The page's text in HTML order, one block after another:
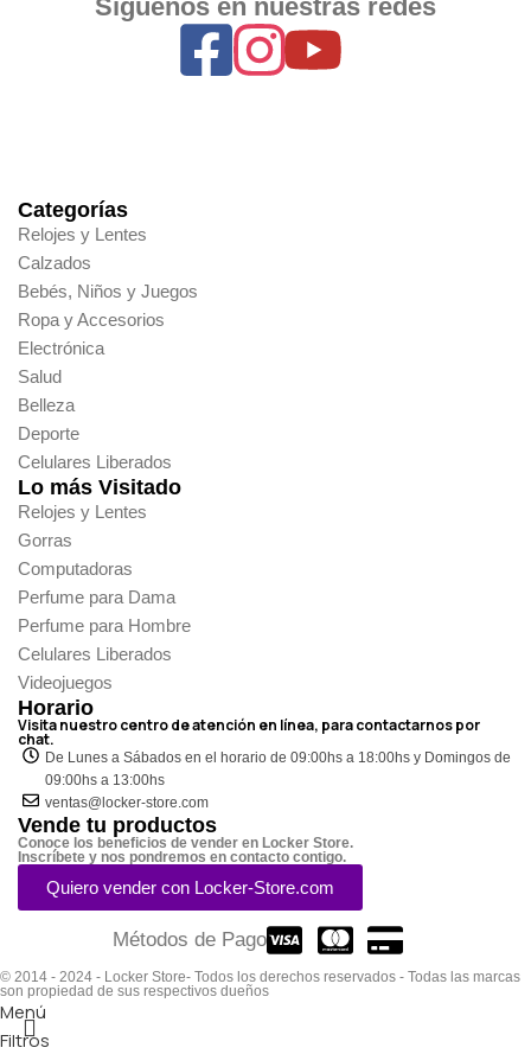
Síguenos en nuestras redes
Categorías
Relojes y Lentes
Calzados
Bebés, Niños y Juegos
Ropa y Accesorios
Electrónica
Salud
Belleza
Deporte
Celulares Liberados
Lo más Visitado
Relojes y Lentes
Gorras
Computadoras
Perfume para Dama
Perfume para Hombre
Celulares Liberados
Videojuegos
Horario
Visita nuestro centro de atención en línea, para contactarnos por
chat.
De Lunes a Sábados en el horario de 09:00hs a 18:00hs y Domingos de
09:00hs a 13:00hs
ventas@locker-store.com
Vende tu productos
Conoce los beneficios de vender en Locker Store.
Inscríbete y nos pondremos en contacto contigo.
Quiero vender con Locker-Store.com
Métodos de Pago
© 2014 - 2024 - Locker Store- Todos los derechos reservados - Todas las marcas
son propiedad de sus respectivos dueños
Menú
Filtros